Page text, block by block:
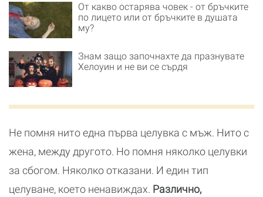
От какво остарява човек - от бръчките
по лицето или от бръчките в душата
му?
Знам защо започнахте да празнувате
Хелоуин и не ви се сърдя
Не помня нито една първа целувка с мъж. Нито с
жена, между другото. Но помня няколко целувки
за сбогом. Няколко отказани. И един тип
целуване, което ненавиждах. Различно,